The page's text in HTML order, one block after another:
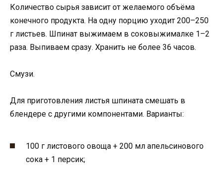
Количество сырья зависит от желаемого объёма
конечного продукта. На одну порцию уходит 200–250
г листьев. Шпинат выжимаем в соковыжималке 1–2
раза. Выпиваем сразу. Хранить не более 36 часов.
Смузи.
Для приготовления листья шпината смешать в
блендере с другими компонентами. Варианты:
100 г листового овоща + 200 мл апельсинового
сока + 1 персик;